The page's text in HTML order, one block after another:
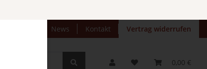
News Kontakt Vertrag widerrufen
0,00 €